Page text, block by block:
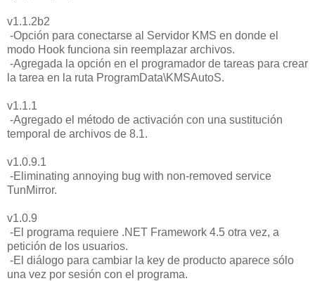
v1.1.2b2
-Opción para conectarse al Servidor KMS en donde el
modo Hook funciona sin reemplazar archivos.
-Agregada la opción en el programador de tareas para crear
la tarea en la ruta ProgramData\KMSAutoS.
v1.1.1
-Agregado el método de activación con una sustitución
temporal de archivos de 8.1.
v1.0.9.1
-Eliminating annoying bug with non-removed service
TunMirror.
v1.0.9
-El programa requiere .NET Framework 4.5 otra vez, a
petición de los usuarios.
-El diálogo para cambiar la key de producto aparece sólo
una vez por sesión con el programa.